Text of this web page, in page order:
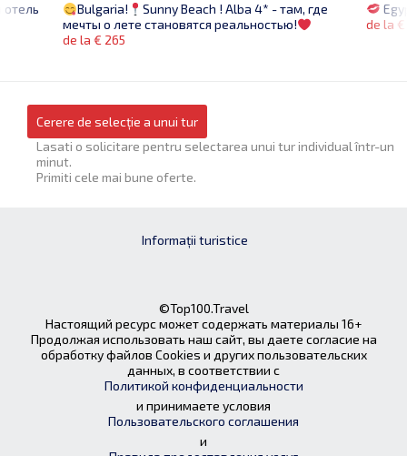
de la
Bulgaria!
Sunny Beach ! Alba 4* - там, где
мечты о лете становятся реальностью!
de la € 265
Cerere de selecție a unui tur
Lasati o solicitare pentru selectarea unui tur individual într-un
minut.
Primiti cele mai bune oferte.
Informații turistice
©Top100.Travel
Настоящий ресурс может содержать материалы 16+
Продолжая использовать наш сайт, вы даете согласие на
обработку файлов Cookies и других пользовательских
данных, в соответствии с
Политикой конфиденциальности
и принимаете условия
Пользовательского соглашения
и